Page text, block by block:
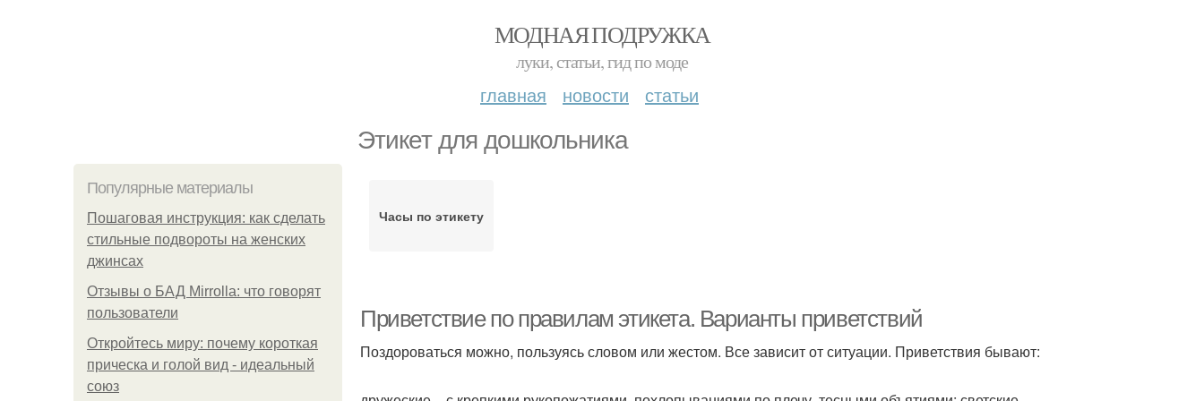
МОДНАЯ ПОДРУЖКА
луки, статьи, гид по моде
главная новости статьи
Этикет для дошкольника
Популярные материалы
Пошаговая инструкция: как сделать
стильные подвороты на женских
джинсах
Отзывы о БАД Mirrolla: что говорят
пользователи
Откройтесь миру: почему короткая
прическа и голой вид - идеальный
союз
Часы по этикету
Приветствие по правилам этикета. Варианты приветствий
Поздороваться можно, пользуясь словом или жестом. Все зависит от ситуации. Приветствия бывают: